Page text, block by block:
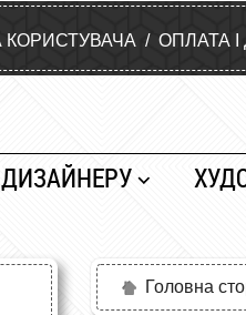
КОРИСТУВАЧА / ОПЛАТА
ДИЗАЙНЕРУ
Головна